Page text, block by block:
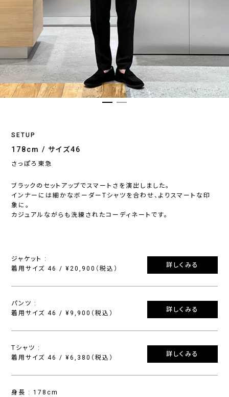
SETUP
178cm / サイズ46
さっぽろ東急
ブラックのセットアップでスマートさを演出しました。
インナーには細かなボーダーTシャツを合わせ、よりスマートな印
象に。
カジュアルながらも洗練されたコーディネートです。
ジャケット :
着用サイズ 46 / ¥20,900（税込）
詳しくみる
パンツ :
着用サイズ 46 / ¥9,900（税込）
詳しくみる
Tシャツ :
着用サイズ 46 / ¥6,380（税込）
詳しくみる
身長 : 178cm